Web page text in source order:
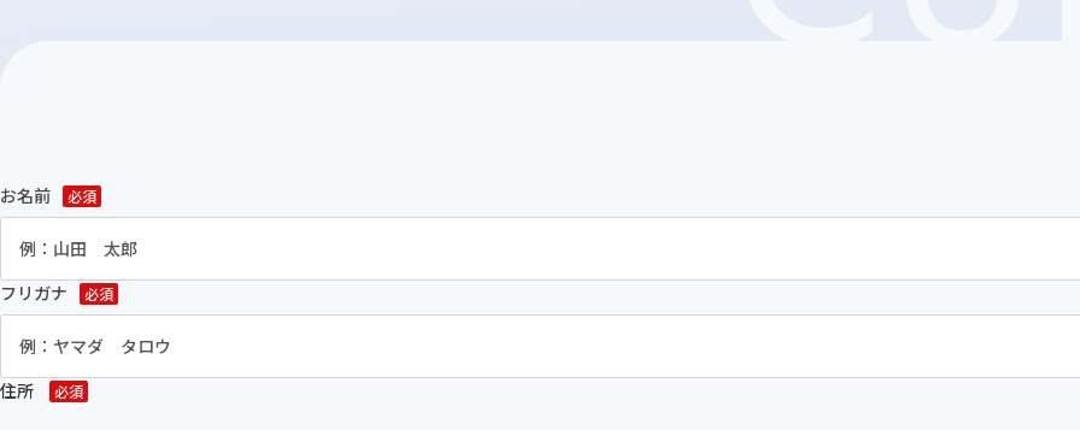
お名前 必須
フリガナ 必須
住所 必須